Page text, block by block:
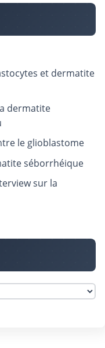
et dermatite
dermatite
le glioblastome
séborrhéique
sur la